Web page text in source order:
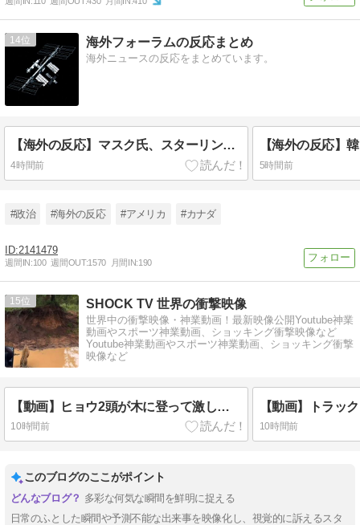
14 海外フォーラムの反応まとめ
海外ニュースの反応をまとめています。
【海外の反応】マスク氏、スターリンクの対ロシア深部攻撃利用を拒否「戦争激化の恐れ」
4時間前 5時間前
#政治 #海外の反応 #アメリカ #カナダ
2141479
週間IN:100 週間OUT:1570 月間IN:190
15 SHOCK TV 世界の衝撃映像
世界中の衝撃映像・神業動画！最新映像公開Youtube神業
動画やスポーツ神業動画、ショッキング衝撃映像など
Youtube神業動画やスポーツ神業動画、ショッキング衝撃
映像など
【動画】ヒョウ2頭が木に登って激しい戦い
10時間前 10時間前
このブログのここがポイント
多彩な何気な瞬間を鮮明に捉える
日常のふとした瞬間や予測不能な出来事を映像化し、視覚的に訴えるスタ